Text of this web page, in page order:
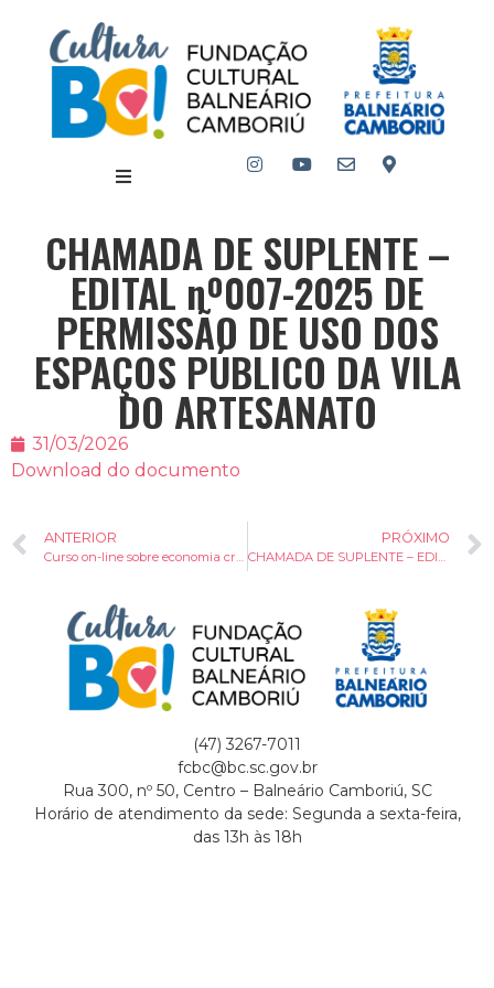
CHAMADA DE SUPLENTE –
EDITAL nº007-2025 DE
PERMISSÃO DE USO DOS
ESPAÇOS PÚBLICO DA VILA
DO ARTESANATO
31/03/2026
Download do documento
ANTERIOR
Curso on-line sobre economia criativa começa nesta quarta-feira
PRÓXIMO
CHAMADA DE SUPLENTE – EDITAL nº007-2025 DE PERMISSÃO DE USO DOS ESPAÇOS PÚBLICO DA VILA DO ARTESANATO
(47) 3267-7011
fcbc@bc.sc.gov.br
Rua 300, nº 50, Centro – Balneário Camboriú, SC
Horário de atendimento da sede: Segunda a sexta-feira,
das 13h às 18h